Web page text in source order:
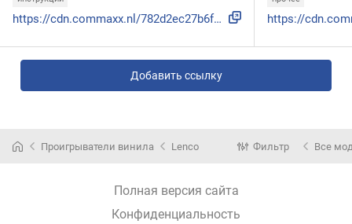
https://cdn.commaxx.nl/782d2ec27b6f39cf6db600142035d69b98bb...
Добавить ссылку
Проигрыватели винила Lenco Фильтр Все
Полная версия сайта
Конфиденциальность